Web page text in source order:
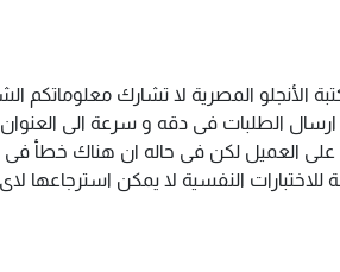
الأنجلو المصرية لا تشارك
الطلبات فى دقه و سرعة الى العنوان
العميل لكن فى حاله ان هناك خطأ فى
للاختبارات النفسية لا يمكن